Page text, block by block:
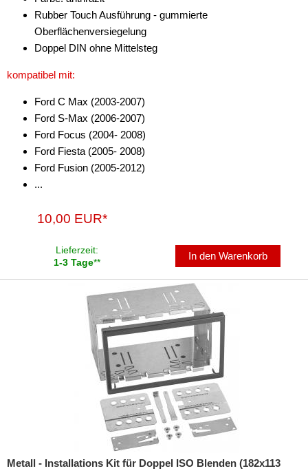
Rubber Touch Ausführung - gummierte
Oberflächenversiegelung
Doppel DIN ohne Mittelsteg
kompatibel mit:
Ford C Max (2003-2007)
Ford S-Max (2006-2007)
Ford Focus (2004- 2008)
Ford Fiesta (2005- 2008)
Ford Fusion (2005-2012)
...
10,00 EUR*
Lieferzeit:
1-3 Tage**
In den Warenkorb
Metall - Installations Kit für Doppel ISO Blenden (182x113